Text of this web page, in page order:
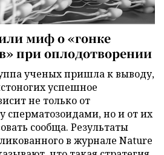
миф о «гонке
при оплодотворении
ученых пришла к выводу,
успешное
не только от
но и от их
сообща. Результаты
в журнале Nature